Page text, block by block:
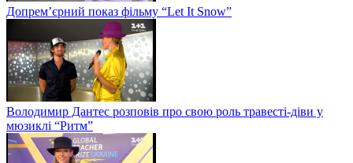
Допрем’єрний показ фільму “Let It Snow”
Володимир Дантес розповів про свою роль травесті-діви у
мюзиклі “Ритм”